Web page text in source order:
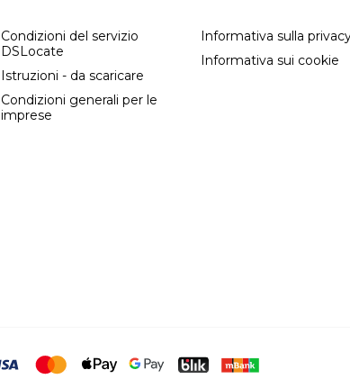
Condizioni del servizio
DSLocate
Istruzioni - da scaricare
Condizioni generali per le
imprese
Informativa sulla
Informativa sui cookie